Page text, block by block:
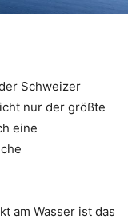
Schweizer
nur der größte
eine
am Wasser ist das